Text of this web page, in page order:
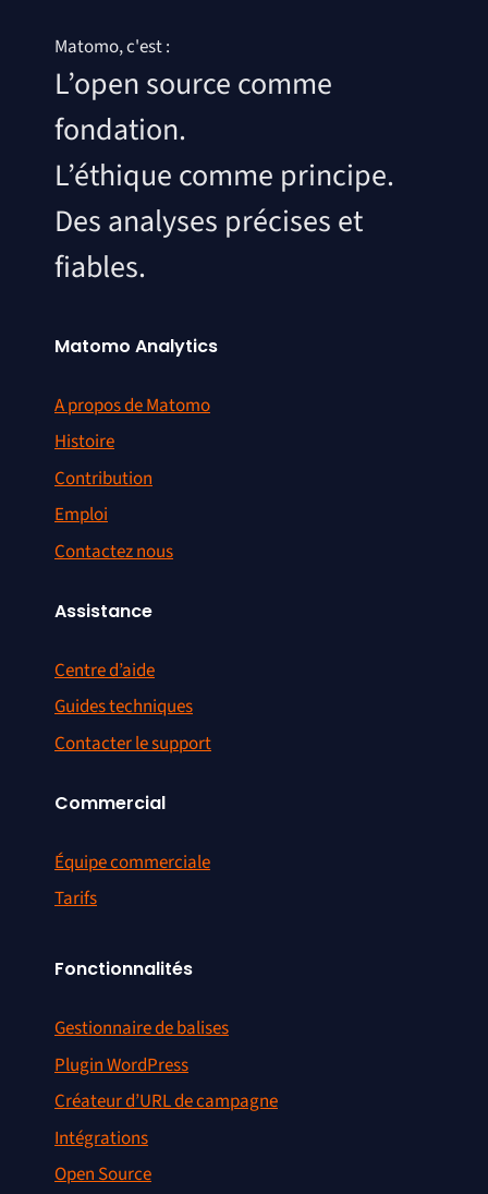
Matomo, c'est :
L’open source comme
fondation.
L’éthique comme principe.
Des analyses précises et
fiables.
Matomo Analytics
A propos de Matomo
Histoire
Contribution
Emploi
Contactez nous
Assistance
Centre d’aide
Guides techniques
Contacter le support
Commercial
Équipe commerciale
Tarifs
Fonctionnalités
Gestionnaire de balises
Plugin WordPress
Créateur d’URL de campagne
Intégrations
Open Source